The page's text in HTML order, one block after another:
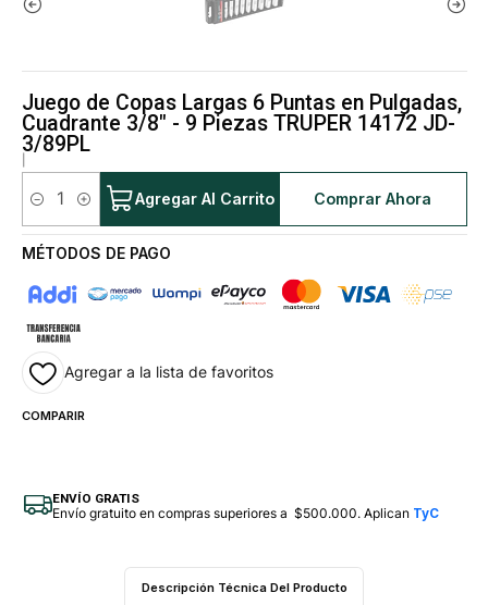
Juego de Copas Largas 6 Puntas en Pulgadas,
Cuadrante 3/8" - 9 Piezas TRUPER 14172 JD-
3/89PL
Cantidad
Agregar Al Carrito Comprar Ahora
MÉTODOS DE PAGO
Agregar a la lista de favoritos
COMPARIR
ENVÍO GRATIS
Envío gratuito en compras superiores a $500.000. Aplican TyC
Descripción Técnica Del Producto